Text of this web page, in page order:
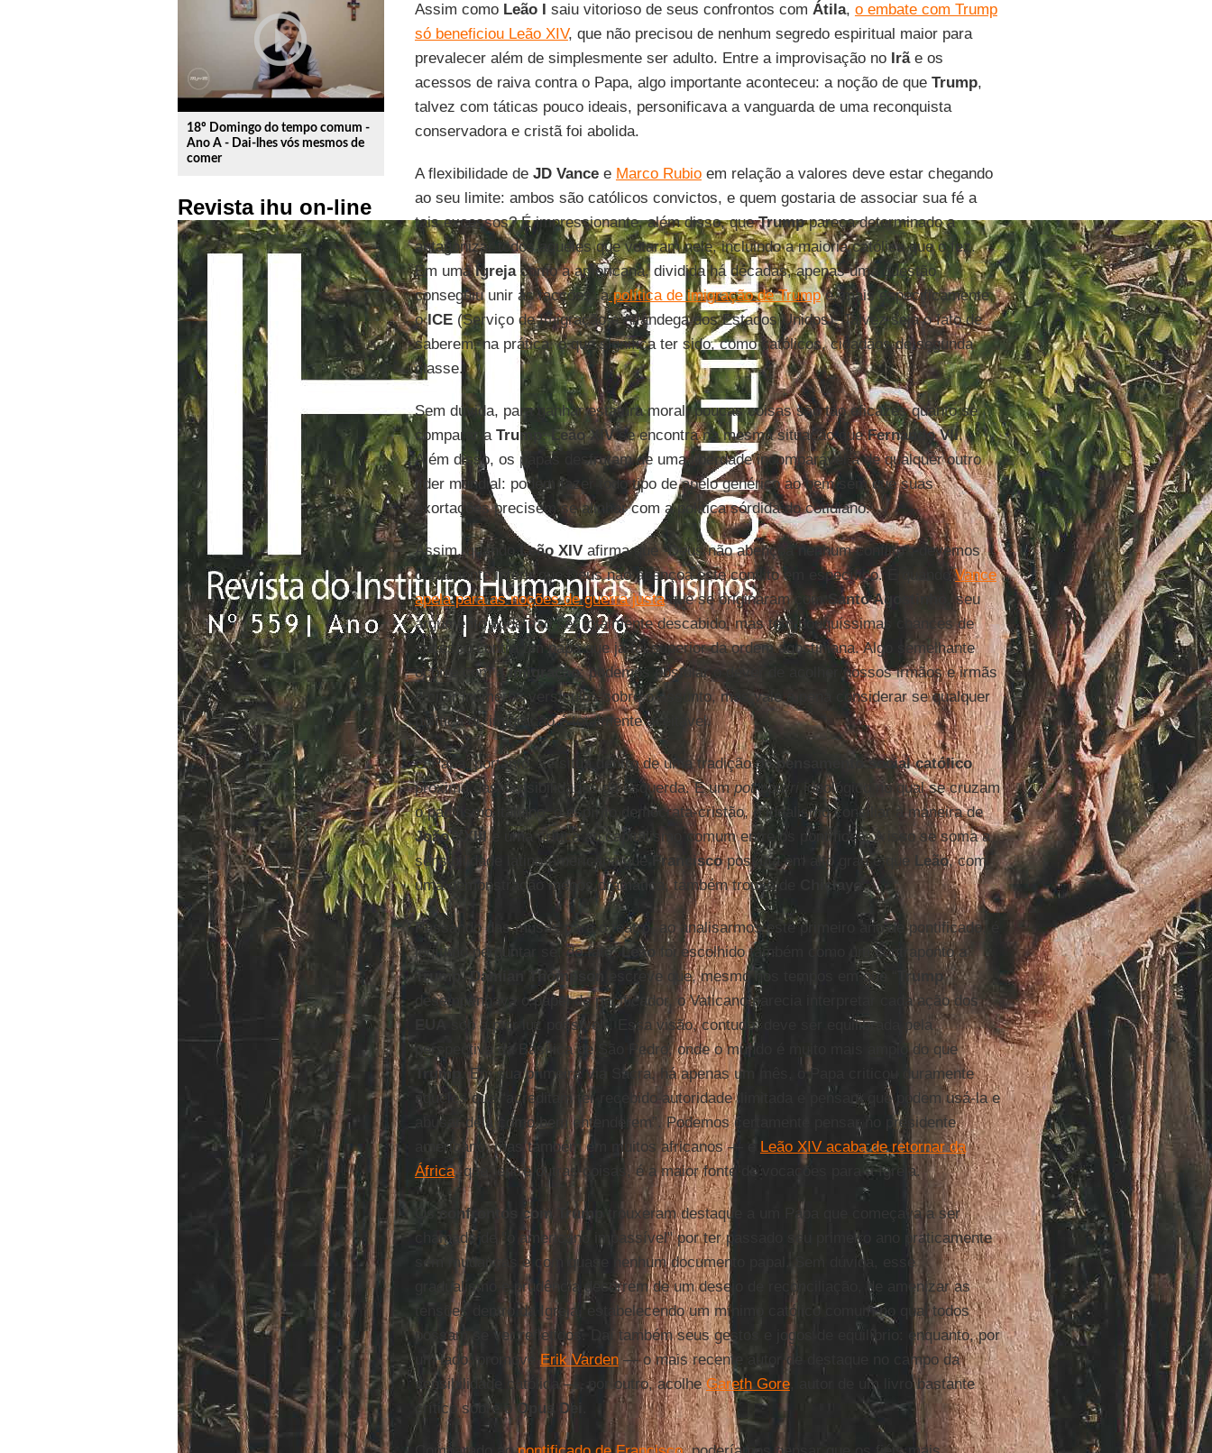
play_circle_outline
18º Domingo do tempo comum -
Ano A - Dai-lhes vós mesmos de
comer
Revista ihu on-line
Assim como Leão I saiu vitorioso de seus confrontos com Átila, o embate com Trump
só beneficiou Leão XIV, que não precisou de nenhum segredo espiritual maior para
prevalecer além de simplesmente ser adulto. Entre a improvisação no Irãe os
acessos de raiva contra o Papa, algo importante aconteceu: a noção de que Trump,
talvez com táticas pouco ideais, personificava a vanguarda de uma reconquista
conservadora e cristã foi abolida.
A flexibilidade deJD Vancee Marco Rubioem relação a valores deve estar chegando
ao seu limite: ambos são católicos convictos, e quem gostaria de associar sua fé a
tais excessos? É impressionante, além disso, queTrumppareça determinado a
antagonizar todos aqueles que votaram nele, incluindo a maioria católica que o fez.
Em umaIgrejacomo a americana, dividida há décadas, apenas uma questão
conseguiu unir as facções: apolítica de imigração de Trumpe, mais especificamente,
oICE(Serviço de Imigração e Alfândega dos Estados Unidos). Talvez seja o fato de
saberem, na prática, o que significa ter sido, como católicos, cidadãos de segunda
classe.
Sem dúvida, para ganhar estatura moral, poucas coisas são tão eficazes quanto se
comparar a Trump :Leão XIVse encontra na mesma situação queFernando VII.
Além disso, os papas desfrutam de uma liberdade incomparável à de qualquer outro
líder mundial: podem fazer todo tipo de apelo genérico ao bem sem que suas
exortações precisem se alinhar com a política sórdida do cotidiano.
Assim, quandoLeão XIVafirma que “Deus não abençoa nenhum conflito”, devemos
certamente inferir que Deus não abençoa este conflito em específico. E quandoVance
apela para as noções de guerra justaque se originaram comSanto Agostinho
, seu
argumento pode não ser totalmente descabido, mas tem pouquíssimas chances de
sucesso contra um papa que já foi superior da ordem agostiniana. Algo semelhante
ocorre com aimigração: podemos postular o dever de acolher nossos irmãos e irmãs
e citar inúmeros versículos sobre o assunto, mas vale a pena considerar se qualquer
política de imigração é totalmente aceitável.
O Papa, portanto, se situa dentro de uma tradição dopensamento social católico
próxima das sensibilidades da esquerda. É umpot-pourriideológico no qual se cruzam
o pacifismo italiano, o espírito democrata-cristão, o idealismo conciliar à maneira de
João XXIIIe uma crítica ao capitalismo comum entre os pontífices. A isso se soma a
sensibilidade latino-americana queFranciscopossuía em alto grau e que Leão, com
uma demonstração menos dramática, também trouxe de
Chiclayo .
Passando das musas para o teatro, ao analisarmos este primeiro ano de pontificado, é
legítimo perguntar se, de fato, Leão foi escolhido também como um contraponto a
Trump .Damian Thompson escreve que, mesmo nos tempos em que “
Trump
desempenhava o papel de pacificador, o Vaticano parecia interpretar cada ação dos
sob a pior luz possível”. Essa visão, contudo, deve ser equilibrada pela
perspectiva da Basílica de São Pedro, onde o mundo é muito mais amplo do que
Trump
. Em sua primeira Via Sacra, há apenas um mês, o Papa criticou duramente
aqueles que “acreditam ter recebido autoridade ilimitada e pensam que podem usá-la e
abusar dela como bem entenderem”. Podemos certamente pensar no presidente
americano, mas também em muitos africanos — e Leão XIV acaba de retornar da
África, que, entre outras coisas, é a maior fonte de vocações para a Igreja.
Osconfrontos com Trump
trouxeram destaque a um Papa que começava a ser
chamado de "o americano impassível" por ter passado seu primeiro ano praticamente
sem mudanças e com quase nenhum documento papal. Sem dúvida, esse
gradualismo e prudência decorrem de um desejo de reconciliação, de amenizar as
tensões dentro da Igreja, estabelecendo um mínimo católico comum no qual todos
possam se ver refletidos. Daí também seus gestos e jogos de equilíbrio: enquanto, por
um lado, promoveErik Varden— o mais recente autor de destaque no campo da
sensibilidade católica —, por outro, acolhe Gareth Gore, autor de um livro bastante
crítico sobre oOpus Dei